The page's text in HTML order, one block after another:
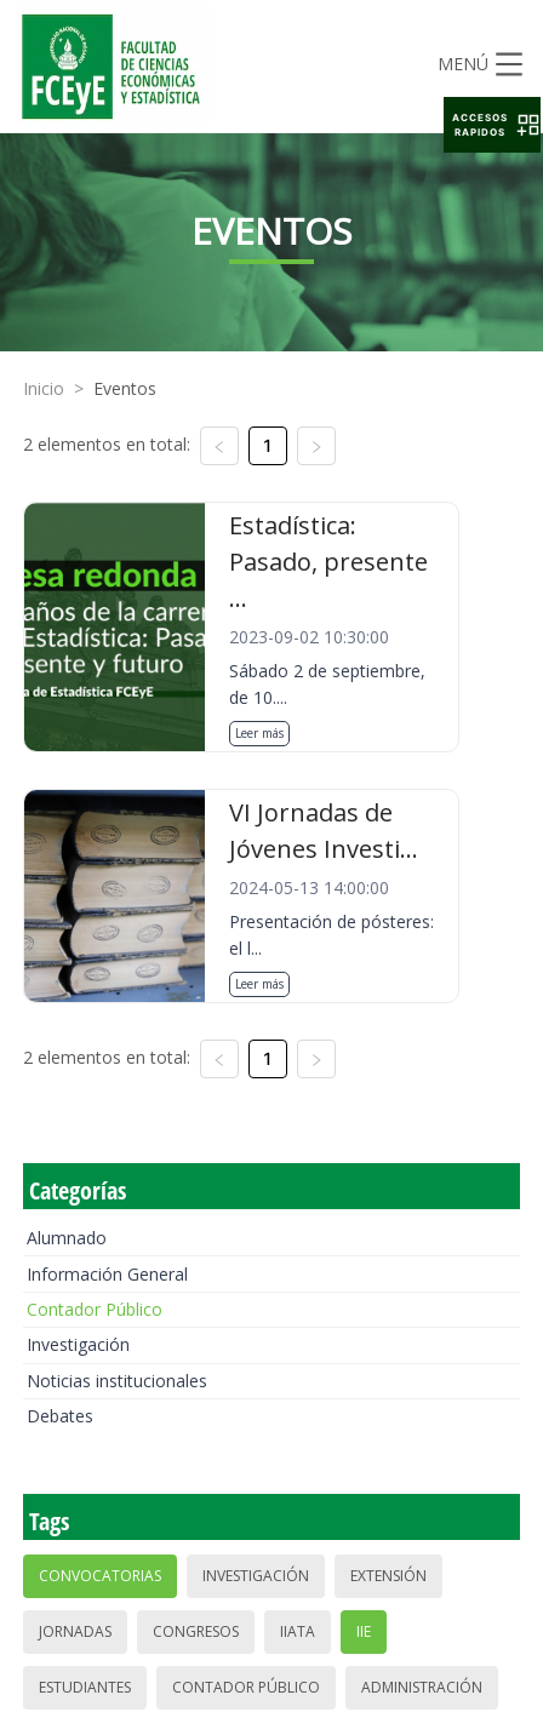
MENÚ
EVENTOS
Inicio > Eventos
2 elementos en total: 1
Estadística:
Pasado, presente
...
2023-09-02 10:30:00
Sábado 2 de septiembre,
de 10....
Leer más
VI Jornadas de
Jóvenes Investi...
2024-05-13 14:00:00
Presentación de pósteres:
el l...
Leer más
2 elementos en total: 1
Categorías
Alumnado
Información General
Contador Público
Investigación
Noticias institucionales
Debates
Tags
CONVOCATORIAS INVESTIGACIÓN EXTENSIÓN
JORNADAS CONGRESOS IIATA IIE
ESTUDIANTES CONTADOR PÚBLICO ADMINISTRACIÓN
ACCESOS
RAPIDOS